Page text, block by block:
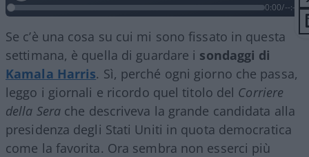
0:00/--:--
Se c’è una cosa su cui mi sono fissato in questa
settimana, è quella di guardare i sondaggi di
Kamala Harris. Sì, perché ogni giorno che passa,
leggo i giornali e ricordo quel titolo del Corriere
della Sera che descriveva la grande candidata alla
presidenza degli Stati Uniti in quota democratica
come la favorita. Ora sembra non esserci più